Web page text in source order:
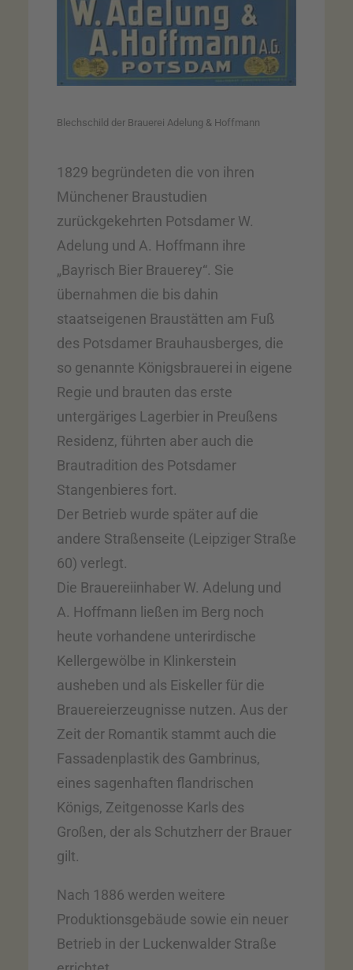
Blechschild der Brauerei Adelung & Hoffmann
1829 begründeten die von ihren
Münchener Braustudien
zurückgekehrten Potsdamer W.
Adelung und A. Hoffmann ihre
„Bayrisch Bier Brauerey“. Sie
übernahmen die bis dahin
staatseigenen Braustätten am Fuß
des Potsdamer Brauhausberges, die
so genannte Königsbrauerei in eigene
Regie und brauten das erste
untergäriges Lagerbier in Preußens
Residenz, führten aber auch die
Brautradition des Potsdamer
Stangenbieres fort.
Der Betrieb wurde später auf die
andere Straßenseite (Leipziger Straße
60) verlegt.
Die Brauereiinhaber W. Adelung und
A. Hoffmann ließen im Berg noch
heute vorhandene unterirdische
Kellergewölbe in Klinkerstein
ausheben und als Eiskeller für die
Brauereierzeugnisse nutzen. Aus der
Zeit der Romantik stammt auch die
Fassadenplastik des Gambrinus,
eines sagenhaften flandrischen
Königs, Zeitgenosse Karls des
Großen, der als Schutzherr der Brauer
gilt.
Nach 1886 werden weitere
Produktionsgebäude sowie ein neuer
Betrieb in der Luckenwalder Straße